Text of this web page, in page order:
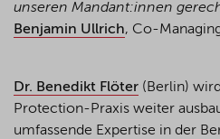
unseren Mandant:innen
Benjamin Ullrich, Co-
Dr. Benedikt Flöter (Berlin)
Protection-Praxis weiter
umfassende Expertise in der